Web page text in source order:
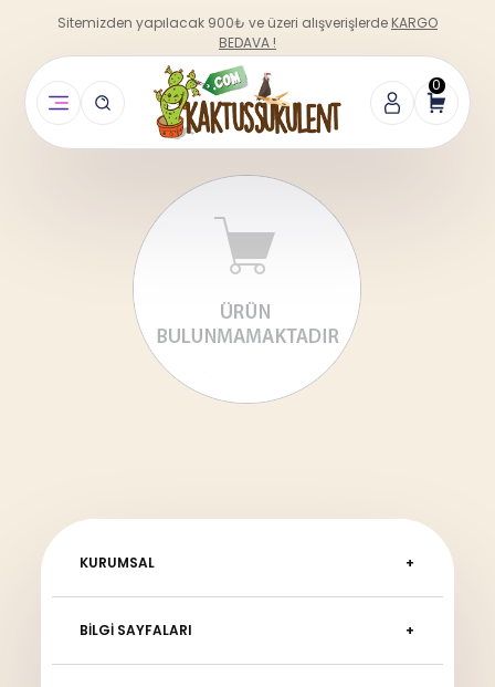
Sitemizden yapılacak 900₺ ve üzeri alışverişlerde KARGO
BEDAVA !
0
KURUMSAL
BILGI SAYFALARI